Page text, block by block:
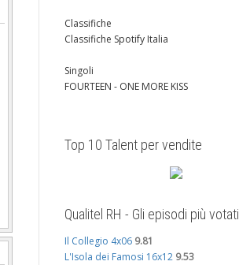
Classifiche
Classifiche Spotify Italia
Singoli
FOURTEEN - ONE MORE KISS
Top 10 Talent per vendite
Qualitel RH - Gli episodi più votati
Il Collegio 4x06 9.81
L'Isola dei Famosi 16x12 9.53